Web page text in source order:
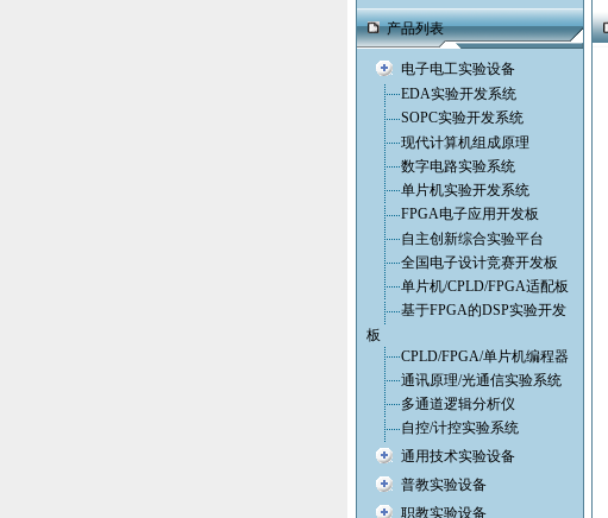
产品列表
电子电工实验设备
EDA实验开发系统
SOPC实验开发系统
现代计算机组成原理
数字电路实验系统
单片机实验开发系统
FPGA电子应用开发板
自主创新综合实验平台
全国电子设计竞赛开发板
单片机/CPLD/FPGA适配板
基于FPGA的DSP实验开发
板
CPLD/FPGA/单片机编程器
通讯原理/光通信实验系统
多通道逻辑分析仪
自控/计控实验系统
通用技术实验设备
普教实验设备
职教实验设备